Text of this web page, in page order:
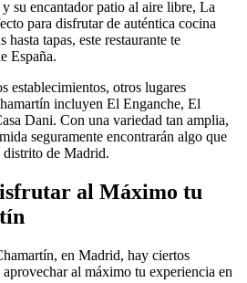
su encantador patio al aire libre, La
para disfrutar de auténtica cocina
hasta tapas, este restaurante te
España.
establecimientos, otros lugares
incluyen El Enganche, El
Dani. Con una variedad tan amplia,
seguramente encontrarán algo que
distrito de Madrid.
al Máximo tu
en Madrid, hay ciertos
al máximo tu experiencia en